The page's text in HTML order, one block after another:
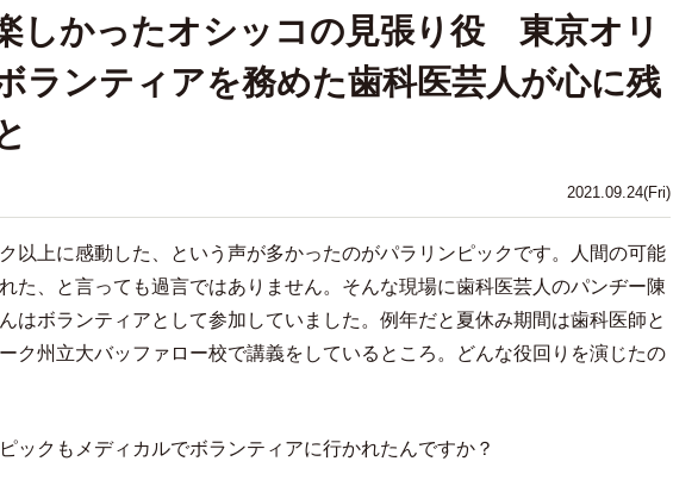
2021.09.24(Fri)
しかったオシッコの見張り役 東京オリ
ランティアを務めた歯科医芸人が心に残
以上に感動した、という声が多かったのがパラリンピックです。人間の可能
た、と言っても過言ではありません。そんな現場に歯科医芸人のパンヂー陳
はボランティアとして参加していました。例年だと夏休み期間は歯科医師と
ク州立大バッファロー校で講義をしているところ。どんな役回りを演じたの
クもメディカルでボランティアに行かれたんですか？